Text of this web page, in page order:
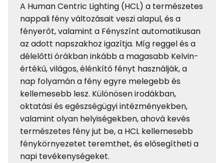
A Human Centric Lighting (HCL) a természetes
nappali fény változásait veszi alapul, és a
fényerőt, valamint a Fényszínt automatikusan
az adott napszakhoz igazítja. Míg reggel és a
délelőtti órákban inkább a magasabb Kelvin-
értékű, világos, élénkítő fényt használják, a
nap folyamán a fény egyre melegebb és
kellemesebb lesz. Különösen irodákban,
oktatási és egészségügyi intézményekben,
valamint olyan helyiségekben, ahová kevés
természetes fény jut be, a HCL kellemesebb
fénykörnyezetet teremthet, és elősegítheti a
napi tevékenységeket.